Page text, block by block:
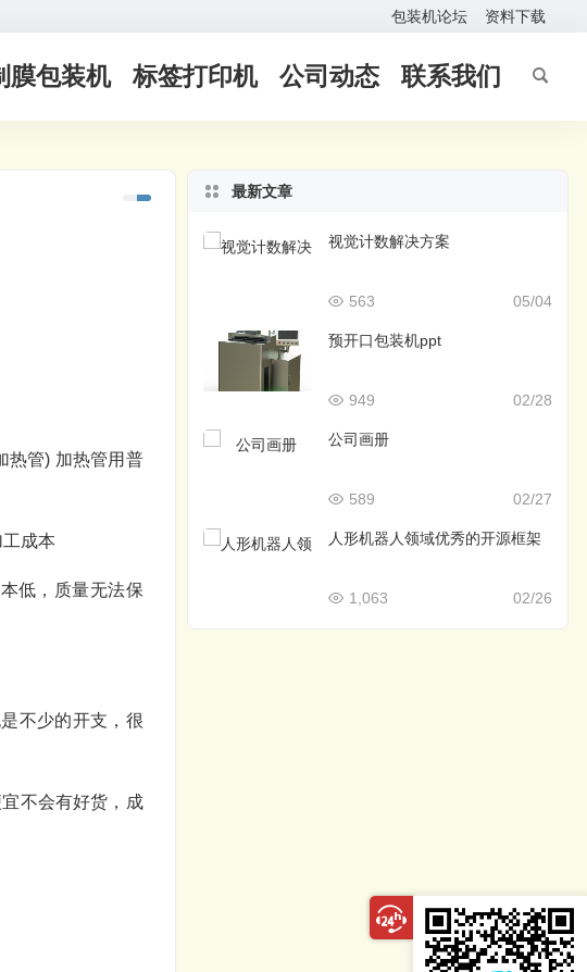
包装机论坛 资料下载
膜包装机 标签打印机 公司动态 联系我们
热管) 加热管用普
成本
低，质量无法保
不少的开支，很
不会有好货，成
最新文章
视觉计数解决方案
05/04
563
预开口包装机ppt
02/28
949
公司画册
02/27
589
人形机器人领域优秀的开源框架
02/26
1,063